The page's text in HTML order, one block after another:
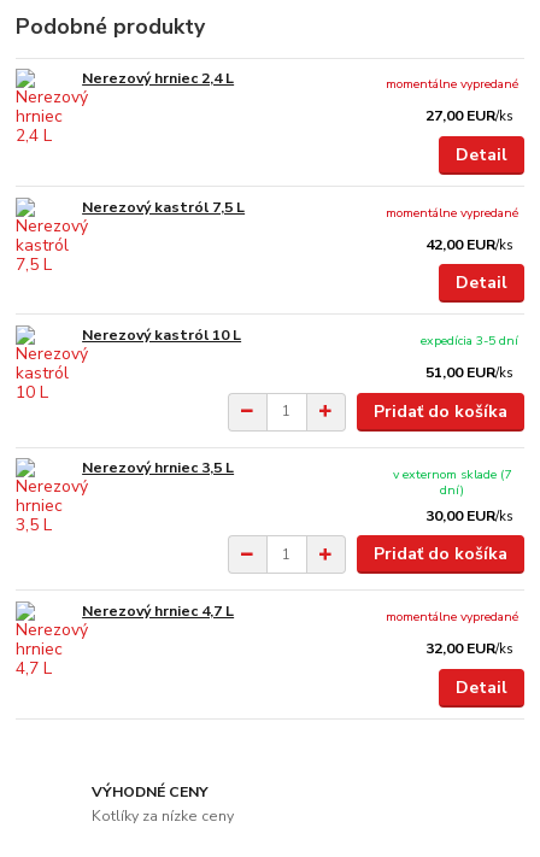
Podobné produkty
Nerezový hrniec 2,4 L
27,00 EUR/ks
momentálne vypredané
Detail
Nerezový kastról 7,5 L
42,00 EUR/ks
momentálne vypredané
Detail
Nerezový kastról 10 L
51,00 EUR/ks
expedícia 3-5 dní
Pridať do košíka
Nerezový hrniec 3,5 L
30,00 EUR/ks
v externom sklade (7
dní)
Pridať do košíka
Nerezový hrniec 4,7 L
32,00 EUR/ks
momentálne vypredané
Detail
VÝHODNÉ CENY
Kotlíky za nízke ceny